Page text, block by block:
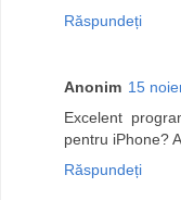
Răspundeți
Anonim 15
Excelent
pentru iPhone?
Răspundeți